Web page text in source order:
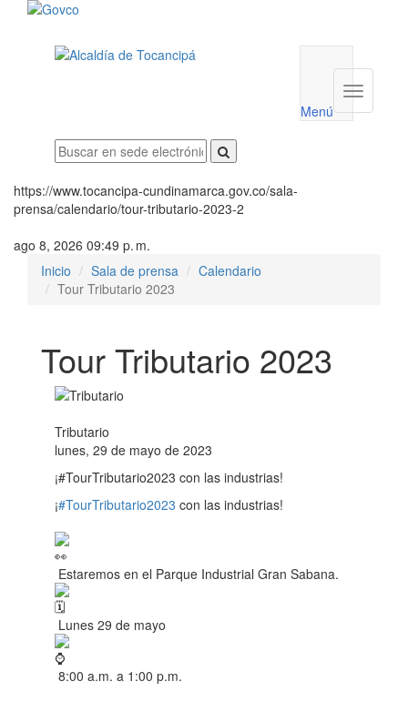
utilidades
Menú
Menú
https://www.tocancipa-cundinamarca.gov.co/sala-
prensa/calendario/tour-tributario-2023-2
ago 8, 2026 09:49 p. m.
Inicio
Sala de prensa
Calendario
Tour Tributario 2023
Tour Tributario 2023
Tributario
lunes, 29 de mayo de 2023
¡#TourTributario2023 con las industrias!
¡#TourTributario2023 con las industrias!
Estaremos en el Parque Industrial Gran Sabana.
Lunes 29 de mayo
8:00 a.m. a 1:00 p.m.